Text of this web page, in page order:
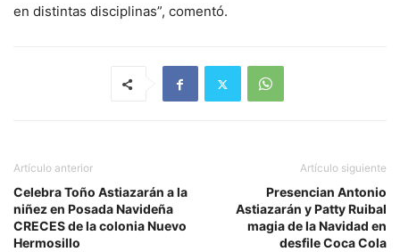
en distintas disciplinas”, comentó.
Artículo anterior
Celebra Toño Astiazarán a la
niñez en Posada Navideña
CRECES de la colonia Nuevo
Hermosillo
Artículo siguiente
Presencian Antonio
Astiazarán y Patty Ruibal
magia de la Navidad en
desfile Coca Cola